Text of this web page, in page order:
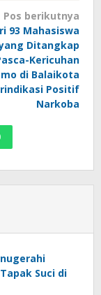
Pos berikutnya
93 Mahasiswa
Ditangkap
Kericuhan
di Balaikota
Positif
Narkoba
Suci di